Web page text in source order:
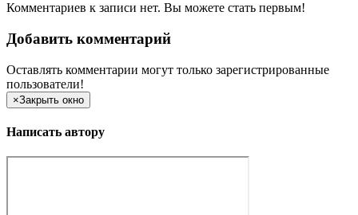
Комментариев к записи нет. Вы можете стать первым!
Добавить комментарий
Оставлять комментарии могут только зарегистрированные
пользователи!
×Закрыть окно
Написать автору